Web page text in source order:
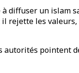
à diffuser un islam
rejette les
autorités pointent